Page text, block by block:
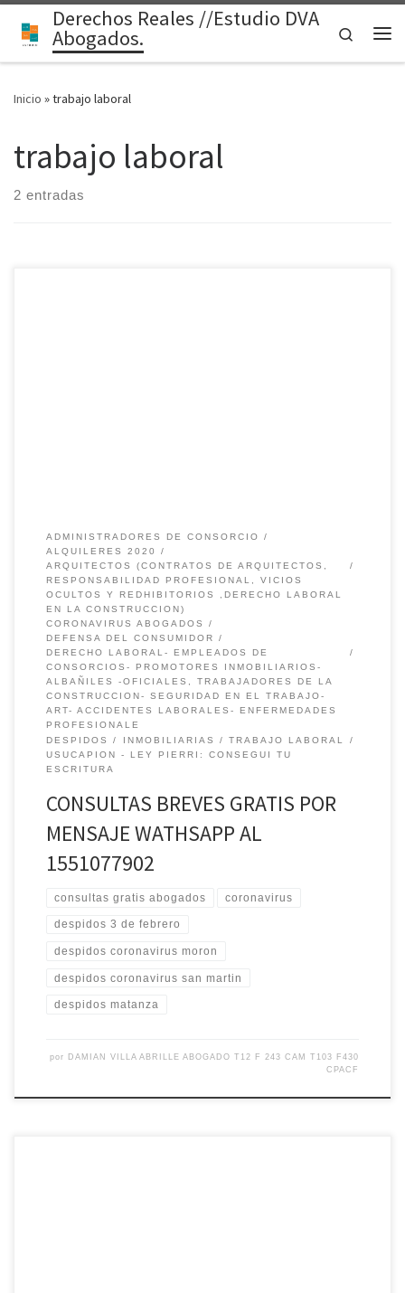
Saltar al contenido
Derechos Reales //Estudio DVA
Abogados.
Search
Inicio »trabajo laboral
trabajo laboral
2 entradas
ADMINISTRADORES DE CONSORCIO
ALQUILERES 2020
ARQUITECTOS (CONTRATOS DE ARQUITECTOS,
RESPONSABILIDAD PROFESIONAL, VICIOS
OCULTOS Y REDHIBITORIOS ,DERECHO LABORAL
EN LA CONSTRUCCION)
CORONAVIRUS ABOGADOS
DEFENSA DEL CONSUMIDOR
DERECHO LABORAL- EMPLEADOS DE
CONSORCIOS- PROMOTORES INMOBILIARIOS-
ALBAÑILES -OFICIALES, TRABAJADORES DE LA
CONSTRUCCION- SEGURIDAD EN EL TRABAJO-
ART- ACCIDENTES LABORALES- ENFERMEDADES
PROFESIONALE
DESPIDOS
INMOBILIARIAS
TRABAJO LABORAL
USUCAPION - LEY PIERRI: CONSEGUI TU
ESCRITURA
CONSULTAS BREVES GRATIS POR
MENSAJE WATHSAPP AL
1551077902
consultas gratis abogados coronavirus
despidos 3 de febrero
despidos coronavirus moron
despidos coronavirus san martin
despidos matanza
por DAMIAN VILLA ABRILLE ABOGADO T12 F 243 CAM T103 F430
CPACF